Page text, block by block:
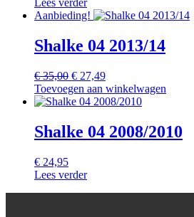
Lees verder
Aanbieding!
Shalke 04 2013/14
€35,00 Oorspronkelijke
prijs
was:
€ 27,49Huidige
prijs
is:
Toevoegen aan winkelwagen
Shalke 04 2008/2010
€ 24,95
Lees verder